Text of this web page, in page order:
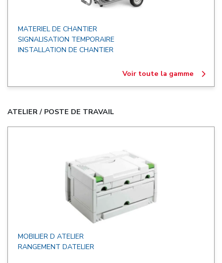
MATERIEL DE CHANTIER
SIGNALISATION TEMPORAIRE
INSTALLATION DE CHANTIER
Voir toute la gamme
ATELIER / POSTE DE TRAVAIL
MOBILIER D ATELIER
RANGEMENT DATELIER